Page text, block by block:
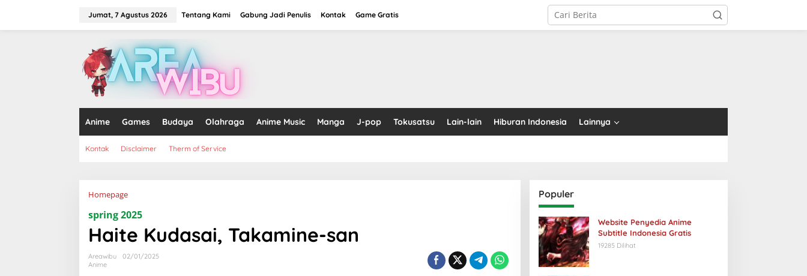
Jumat, 7 Agustus 2026 Tentang Kami Gabung Jadi Penulis Kontak Game Gratis
Anime Games Budaya Olahraga Anime Music Manga J-pop Tokusatsu Lain-lain Hiburan Indonesia Lainnya
Kontak Disclaimer Therm of Service
HomepageLampiran
spring 2025
Haite Kudasai, Takamine-san
Areawibu
02/01/2025
Anime
Populer
Website Penyedia Anime
Subtitle Indonesia Gratis
19285 Dilihat